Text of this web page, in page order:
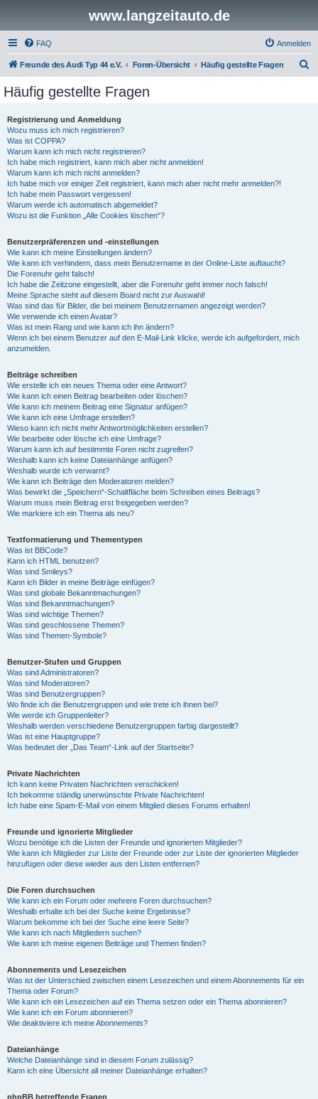
www.langzeitauto.de
FAQ Anmelden
Freunde des Audi Typ 44 e.V. Foren-Übersicht Häufig gestellte Fragen
Häufig gestellte Fragen
Registrierung und Anmeldung
Wozu muss ich mich registrieren?
Was ist COPPA?
Warum kann ich mich nicht registrieren?
Ich habe mich registriert, kann mich aber nicht anmelden!
Warum kann ich mich nicht anmelden?
Ich habe mich vor einiger Zeit registriert, kann mich aber nicht mehr anmelden?!
Ich habe mein Passwort vergessen!
Warum werde ich automatisch abgemeldet?
Wozu ist die Funktion „Alle Cookies löschen“?
Benutzerpräferenzen und -einstellungen
Wie kann ich meine Einstellungen ändern?
Wie kann ich verhindern, dass mein Benutzername in der Online-Liste auftaucht?
Die Forenuhr geht falsch!
Ich habe die Zeitzone eingestellt, aber die Forenuhr geht immer noch falsch!
Meine Sprache steht auf diesem Board nicht zur Auswahl!
Was sind das für Bilder, die bei meinem Benutzernamen angezeigt werden?
Wie verwende ich einen Avatar?
Was ist mein Rang und wie kann ich ihn ändern?
Wenn ich bei einem Benutzer auf den E-Mail-Link klicke, werde ich aufgefordert, mich
anzumelden.
Beiträge schreiben
Wie erstelle ich ein neues Thema oder eine Antwort?
Wie kann ich einen Beitrag bearbeiten oder löschen?
Wie kann ich meinem Beitrag eine Signatur anfügen?
Wie kann ich eine Umfrage erstellen?
Wieso kann ich nicht mehr Antwortmöglichkeiten erstellen?
Wie bearbeite oder lösche ich eine Umfrage?
Warum kann ich auf bestimmte Foren nicht zugreifen?
Weshalb kann ich keine Dateianhänge anfügen?
Weshalb wurde ich verwarnt?
Wie kann ich Beiträge den Moderatoren melden?
Was bewirkt die „Speichern“-Schaltfläche beim Schreiben eines Beitrags?
Warum muss mein Beitrag erst freigegeben werden?
Wie markiere ich ein Thema als neu?
Textformatierung und Thementypen
Was ist BBCode?
Kann ich HTML benutzen?
Was sind Smileys?
Kann ich Bilder in meine Beiträge einfügen?
Was sind globale Bekanntmachungen?
Was sind Bekanntmachungen?
Was sind wichtige Themen?
Was sind geschlossene Themen?
Was sind Themen-Symbole?
Benutzer-Stufen und Gruppen
Was sind Administratoren?
Was sind Moderatoren?
Was sind Benutzergruppen?
Wo finde ich die Benutzergruppen und wie trete ich ihnen bei?
Wie werde ich Gruppenleiter?
Weshalb werden verschiedene Benutzergruppen farbig dargestellt?
Was ist eine Hauptgruppe?
Was bedeutet der „Das Team“-Link auf der Startseite?
Private Nachrichten
Ich kann keine Privaten Nachrichten verschicken!
Ich bekomme ständig unerwünschte Private Nachrichten!
Ich habe eine Spam-E-Mail von einem Mitglied dieses Forums erhalten!
Freunde und ignorierte Mitglieder
Wozu benötige ich die Listen der Freunde und ignorierten Mitglieder?
Wie kann ich Mitglieder zur Liste der Freunde oder zur Liste der ignorierten Mitglieder
hinzufügen oder diese wieder aus den Listen entfernen?
Die Foren durchsuchen
Wie kann ich ein Forum oder mehrere Foren durchsuchen?
Weshalb erhalte ich bei der Suche keine Ergebnisse?
Warum bekomme ich bei der Suche eine leere Seite?
Wie kann ich nach Mitgliedern suchen?
Wie kann ich meine eigenen Beiträge und Themen finden?
Abonnements und Lesezeichen
Was ist der Unterschied zwischen einem Lesezeichen und einem Abonnements für ein
Thema oder Forum?
Wie kann ich ein Lesezeichen auf ein Thema setzen oder ein Thema abonnieren?
Wie kann ich ein Forum abonnieren?
Wie deaktiviere ich meine Abonnements?
Dateianhänge
Welche Dateianhänge sind in diesem Forum zulässig?
Kann ich eine Übersicht all meiner Dateianhänge erhalten?
phpBB betreffende Fragen